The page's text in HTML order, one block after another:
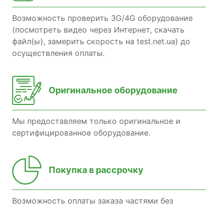
Возможность проверить 3G/4G оборудование
(посмотреть видео через Интернет, скачать
файл(ы), замерить скорость на test.net.ua) до
осуществления оплаты.
Оригинальное оборудование
Мы предоставляем только оригинальное и
сертифицированное оборудование.
Покупка в рассрочку
Возможность оплаты заказа частями без